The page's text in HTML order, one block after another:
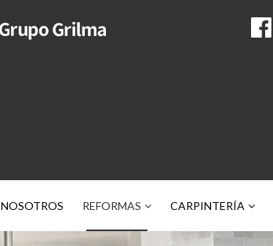
NOSOTROS REFORMAS CARPINTERÍA